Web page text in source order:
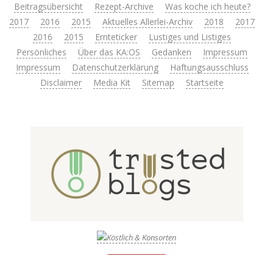
Beitragsübersicht
Rezept-Archive
Was koche ich heute?
2017
2016 2015 Aktuelles Allerlei-Archiv 2018
2017
2016
2015 Ernteticker
Lustiges und Listiges
Persönliches
Über das KA:OS Gedanken
Impressum
Impressum
Datenschutzerklärung
Haftungsausschluss
Disclaimer
Media Kit Sitemap Startseite